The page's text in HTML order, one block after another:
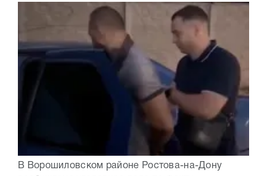
В Ворошиловском районе Ростова-на-Дону